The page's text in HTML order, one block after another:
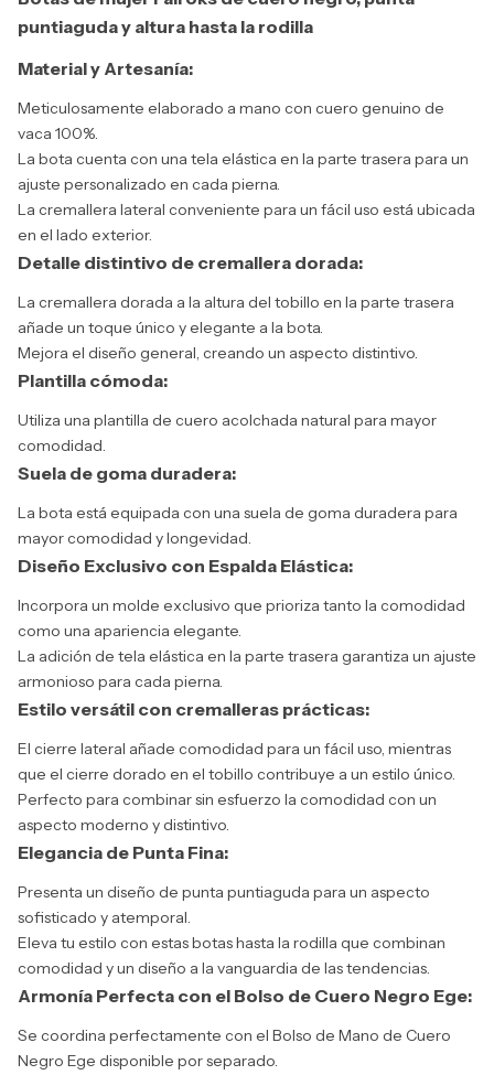
puntiaguda y altura hasta la rodilla
Material y Artesanía:
Meticulosamente elaborado a mano con cuero genuino de
vaca 100%.
La bota cuenta con una tela elástica en la parte trasera para un
ajuste personalizado en cada pierna.
La cremallera lateral conveniente para un fácil uso está ubicada
en el lado exterior.
Detalle distintivo de cremallera dorada:
La cremallera dorada a la altura del tobillo en la parte trasera
añade un toque único y elegante a la bota.
Mejora el diseño general, creando un aspecto distintivo.
Plantilla cómoda:
Utiliza una plantilla de cuero acolchada natural para mayor
comodidad.
Suela de goma duradera:
La bota está equipada con una suela de goma duradera para
mayor comodidad y longevidad.
Diseño Exclusivo con Espalda Elástica:
Incorpora un molde exclusivo que prioriza tanto la comodidad
como una apariencia elegante.
La adición de tela elástica en la parte trasera garantiza un ajuste
armonioso para cada pierna.
Estilo versátil con cremalleras prácticas:
El cierre lateral añade comodidad para un fácil uso, mientras
que el cierre dorado en el tobillo contribuye a un estilo único.
Perfecto para combinar sin esfuerzo la comodidad con un
aspecto moderno y distintivo.
Elegancia de Punta Fina:
Presenta un diseño de punta puntiaguda para un aspecto
sofisticado y atemporal.
Eleva tu estilo con estas botas hasta la rodilla que combinan
comodidad y un diseño a la vanguardia de las tendencias.
Armonía Perfecta con el Bolso de Cuero Negro Ege:
Se coordina perfectamente con el Bolso de Mano de Cuero
Negro Ege disponible por separado.